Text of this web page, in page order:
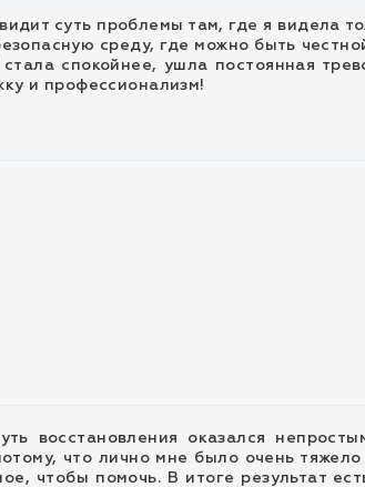
суть проблемы там, где я видела
среду, где можно быть
спокойнее, ушла постоянная
и профессионализм!
восстановления оказался
что лично мне было очень
чтобы помочь. В итоге результат